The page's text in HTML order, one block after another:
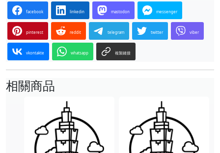
facebook linkedin mastodon messenger
pinterest reddit telegram twitter viber
vkontakte whatsapp 複製鏈接
相關商品